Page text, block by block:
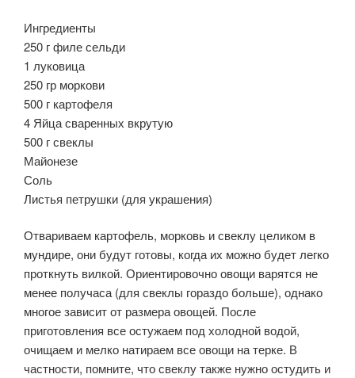
Ингредиенты
250 г филе сельди
1 луковица
250 гр моркови
500 г картофеля
4 Яйца сваренных вкрутую
500 г свеклы
Майонезе
Соль
Листья петрушки (для украшения)
Отвариваем картофель, морковь и свеклу целиком в
мундире, они будут готовы, когда их можно будет легко
проткнуть вилкой. Ориентировочно овощи варятся не
менее получаса (для свеклы гораздо больше), однако
многое зависит от размера овощей. После
приготовления все остужаем под холодной водой,
очищаем и мелко натираем все овощи на терке. В
частности, помните, что свеклу также нужно остудить и